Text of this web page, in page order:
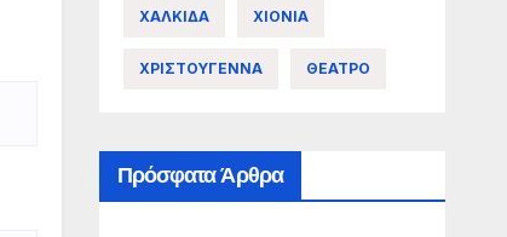
ΧΑΛΚΙΔΑ ΧΙΟΝΙΑ
ΧΡΙΣΤΟΥΓΕΝΝΑ ΘΕΑΤΡΟ
Πρόσφατα Άρθρα